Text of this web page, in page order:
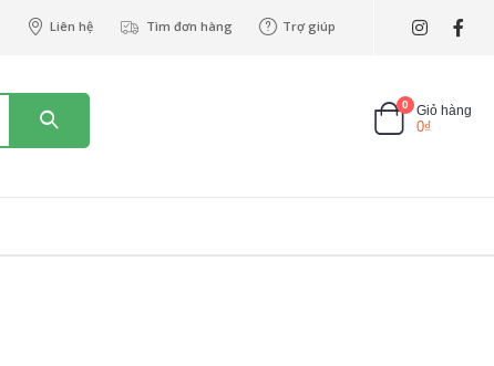
Liên hệ Tìm đơn hàng Trợ giúp
0 Giỏ hàng
0₫